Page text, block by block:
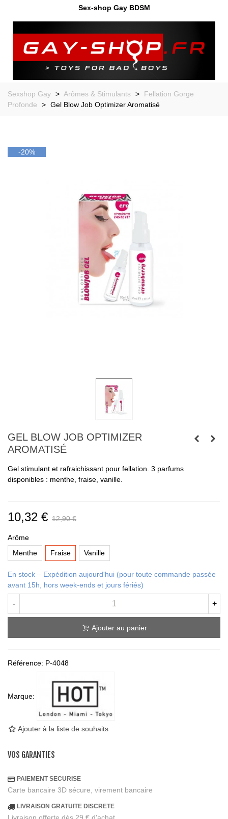
Sex-shop Gay BDSM
Sexshop Gay > Arômes & Stimulants >
Fellation Gorge
Profonde
> Gel Blow Job Optimizer Aromatisé
-20%
GEL BLOW JOB OPTIMIZER
AROMATISÉ
Gel stimulant et rafraichissant pour fellation. 3 parfums
disponibles : menthe, fraise, vanille.
10,32 € 12,90 €
Arôme
Menthe
Fraise Vanille
En stock – Expédition aujourd'hui (pour toute commande passée
avant 15h, hors week-ends et jours fériés)
- +
Ajouter au panier
Référence: P-4048
Marque:
Ajouter à la liste de souhaits
VOS GARANTIES
PAIEMENT SECURISE
Carte bancaire 3D sécure, virement bancaire
LIVRAISON GRATUITE DISCRETE